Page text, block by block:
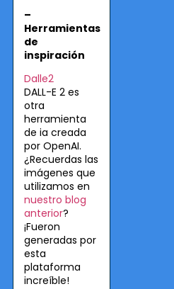
–
Herramientas
de
inspiración
Dalle2
DALL-E 2 es
otra
herramienta
de ia creada
por OpenAI.
¿Recuerdas las
imágenes que
utilizamos en
nuestro blog
anterior?
¡Fueron
generadas por
esta
plataforma
increíble!